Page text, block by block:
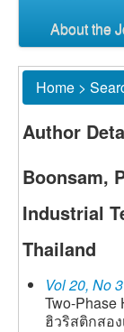
About the
Home >
Author
Boonsam,
Industrial
Thailand
Vol 20, No
Two-Phase
ฮิวริสติกสอ